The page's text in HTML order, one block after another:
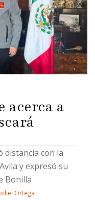
acerca a
distancia con la
y expresó su
Bonilla
Ortega